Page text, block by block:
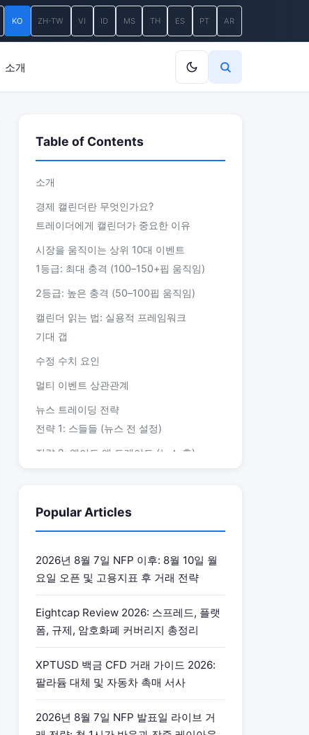
KO ZH-TW VI ID MS TH ES PT AR
소개
Table of Contents
소개
경제 캘린더란 무엇인가요?
트레이더에게 캘린더가 중요한 이유
시장을 움직이는 상위 10대 이벤트
1등급: 최대 충격 (100–150+핍 움직임)
2등급: 높은 충격 (50–100핍 움직임)
캘린더 읽는 법: 실용적 프레임워크
기대 갭
수정 수치 요인
멀티 이벤트 상관관계
뉴스 트레이딩 전략
전략 1: 스들들 (뉴스 전 설정)
전략 2: 웨이트 앤 트레이드 (뉴스 후)
이벤트 전 체크리스트
슬리피지 인식
“거래 없음” 규칙
경제 캘린더 루틴 구축하기
일요일 계획 세션 (30분)
일일 세션 전 리뷰 (10분)
거래 후 리뷰
추천 도구 및 리소스
Popular Articles
2026년 8월 7일 NFP 이후: 8월 10일 월
요일 오픈 및 고용지표 후 거래 전략
Eightcap Review 2026: 스프레드, 플랫
폼, 규제, 암호화폐 커버리지 총정리
XPTUSD 백금 CFD 거래 가이드 2026:
팔라듐 대체 및 자동차 촉매 서사
2026년 8월 7일 NFP 발표일 라이브 거